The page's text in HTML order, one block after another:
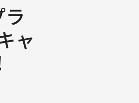
ラ
ャ